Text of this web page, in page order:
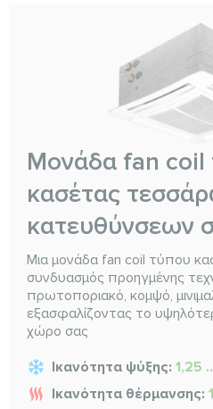
Μονάδα fan coil
κασέτας
κατευθύνσεων
Μια μονάδα fan coil τύπου
συνδυασμός προηγμένης
πρωτοποριακό, κομψό,
εξασφαλίζοντας το
χώρο σας
Ικανότητα ψύξης: 1,25
Ικανότητα θέρμανσης: